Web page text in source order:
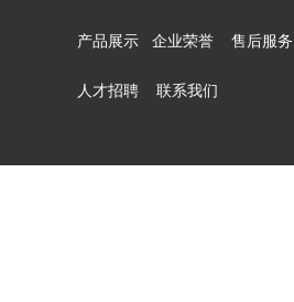
产品展示 企业荣誉 售后服务
人才招聘 联系我们